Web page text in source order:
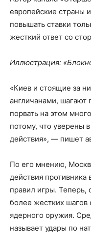
европейские страны
повышать ставки
жесткий ответ со
Иллюстрация:
«Киев и стоящие за
англичанами, шагают
порвать на этом
потому, что уверены
действия», — пишет
По его мнению,
действия
правил игры. Теперь,
более жестких шагов
ядерного оружия.
называет удары по